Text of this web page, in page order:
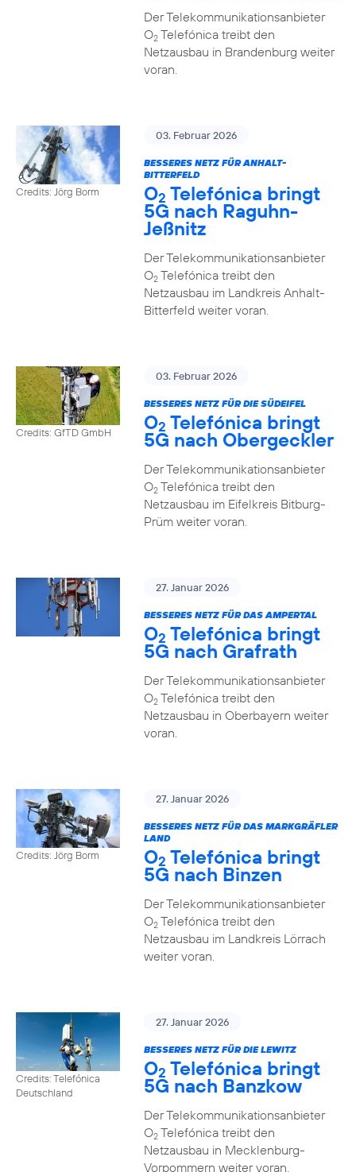
Der Telekommunikationsanbieter
O2Telefónica treibt den
Netzausbau in Brandenburg weiter
voran.
Credits: Jörg Borm
03. Februar 2026
BESSERES NETZ FÜR ANHALT-
BITTERFELD
O2 Telefónica bringt
5G nach Raguhn-
Jeßnitz
Der Telekommunikationsanbieter
O2Telefónica treibt den
Netzausbau im Landkreis Anhalt-
Bitterfeld weiter voran.
Credits: GfTD GmbH
03. Februar 2026
BESSERES NETZ FÜR DIE SÜDEIFEL
O2 Telefónica bringt
5G nach Obergeckler
Der Telekommunikationsanbieter
O2Telefónica treibt den
Netzausbau im Eifelkreis Bitburg-
Prüm weiter voran.
27. Januar 2026
BESSERES NETZ FÜR DAS AMPERTAL
O2 Telefónica bringt
5G nach Grafrath
Der Telekommunikationsanbieter
O2Telefónica treibt den
Netzausbau in Oberbayern weiter
voran.
Credits: Jörg Borm
27. Januar 2026
BESSERES NETZ FÜR DAS MARKGRÄFLER
LAND
O2 Telefónica bringt
5G nach Binzen
Der Telekommunikationsanbieter
O2Telefónica treibt den
Netzausbau im Landkreis Lörrach
weiter voran.
Credits: Telefónica
Deutschland
27. Januar 2026
BESSERES NETZ FÜR DIE LEWITZ
O2 Telefónica bringt
5G nach Banzkow
Der Telekommunikationsanbieter
O2Telefónica treibt den
Netzausbau in Mecklenburg-
Vorpommern weiter voran.